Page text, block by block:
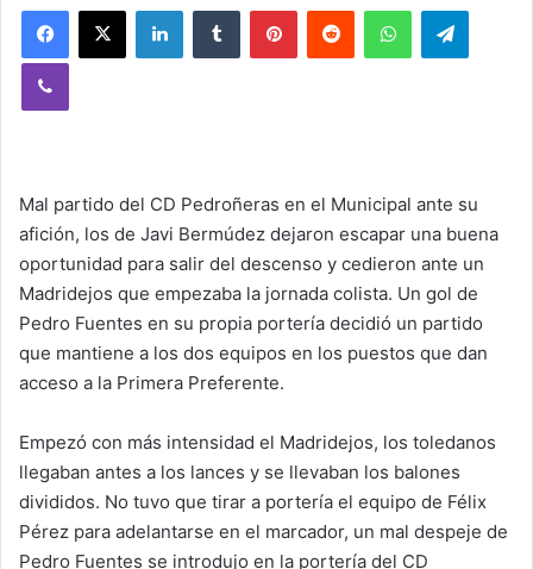
Mal partido del CD Pedroñeras en el Municipal ante su
afición, los de Javi Bermúdez dejaron escapar una buena
oportunidad para salir del descenso y cedieron ante un
Madridejos que empezaba la jornada colista. Un gol de
Pedro Fuentes en su propia portería decidió un partido
que mantiene a los dos equipos en los puestos que dan
acceso a la Primera Preferente.
Empezó con más intensidad el Madridejos, los toledanos
llegaban antes a los lances y se llevaban los balones
divididos. No tuvo que tirar a portería el equipo de Félix
Pérez para adelantarse en el marcador, un mal despeje de
Pedro Fuentes se introdujo en la portería del CD